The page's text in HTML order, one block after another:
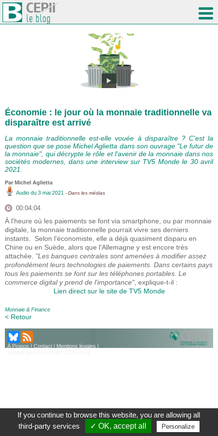
Économie : le jour où la monnaie traditionnelle va
disparaître est arrivé
La monnaie traditionnelle est-elle vouée à disparaître ? C'est la
question que se pose Michel Aglietta dans son ouvrage "Le futur de
la monnaie", qui décrypte le rôle et l'avenir de la monnaie dans nos
sociétés modernes, dans une interview sur TV5 Monde le 30 avril
2021.
Par Michel Aglietta
Audio du 3 mai 2021 - Dans les médias
00:04:04
À l'heure où les paiements se font via smartphone, ou par monnaie
digitale, la monnaie traditionnelle pourrait vivre ses derniers
instants. Selon l'économiste, elle a déjà quasiment disparu en
Chine ou en Suède, alors que l'Allemagne y est encore très
attachée. "Les banques centrales sont amenées à modifier assez
profondément leurs technologies de paiements. Dans certains pays
tous les paiements se font sur les téléphones portables. Le
commerce digital y prend de l'importance", explique-t-il :
Lien direct sur le site de TV5 Monde
Monnaie & Finance
< Retour
À Propos Contact Mentions légales
If you continue to browse this website, you are allowing all
third-party services
✓ OK, accept all Personalize